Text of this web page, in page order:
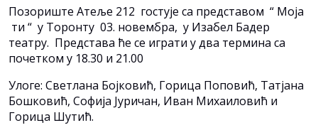
Позориште Атеље 212 гостује са представом “ Моја
ти “ у Торонту 03. новембра, у Изабел Бадер
театру. Представа ће се играти у два термина са
почетком у 18.30 и 21.00
Улоге: Светлана Бојковић, Горица Поповић, Татјана
Бошковић, Софија Јуричан, Иван Михаиловић и
Горица Шутић.